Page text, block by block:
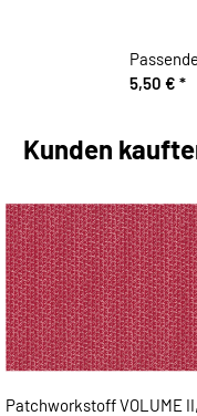
5,50 € *
Kunden
Patchworkstoff VOLUME II,